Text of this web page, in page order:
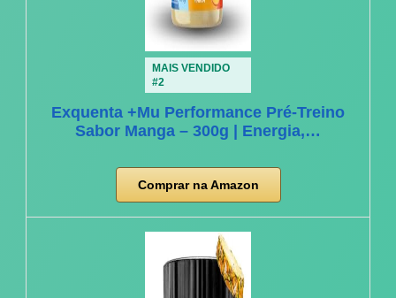
MAIS VENDIDO
#2
Exquenta +Mu Performance Pré-Treino
Sabor Manga – 300g | Energia,…
Comprar na Amazon